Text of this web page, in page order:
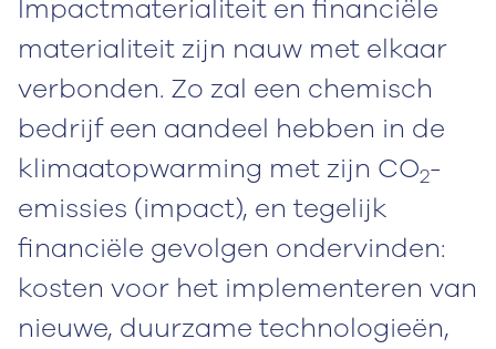
Impactmaterialiteit en financiële
materialiteit zijn nauw met elkaar
verbonden. Zo zal een chemisch
bedrijf een aandeel hebben in de
klimaatopwarming met zijn CO2-
emissies (impact), en tegelijk
financiële gevolgen ondervinden:
kosten voor het implementeren van
nieuwe, duurzame technologieën,